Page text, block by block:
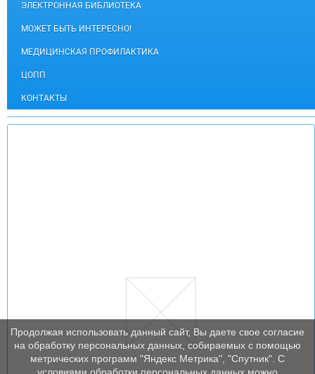
ЭЛЕКТРОННАЯ БИБЛИОТЕКА
МОЖЕТ БЫТЬ ИНТЕРЕСНО!
МЕДИЦИНСКАЯ ПРОФИЛАКТИКА
ЦОПП
КОНТАКТЫ
Продолжая использовать данный сайт, Вы даете свое согласие
на обработку персональных данных, собираемых с помощью
метрических программ "Яндекс Метрика", "Спутник". С